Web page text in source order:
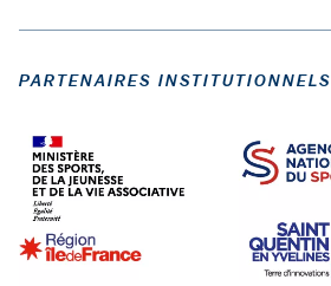
PARTENAIRES INSTITUTIONNELS